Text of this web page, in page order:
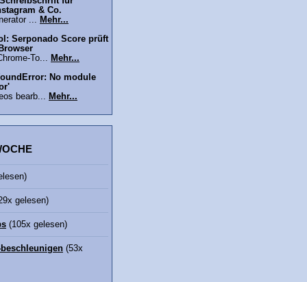
& Co.
... Mehr...
Serponado Score prüft
To... Mehr...
No module
bearb... Mehr...
gelesen)
(105x gelesen)
(53x